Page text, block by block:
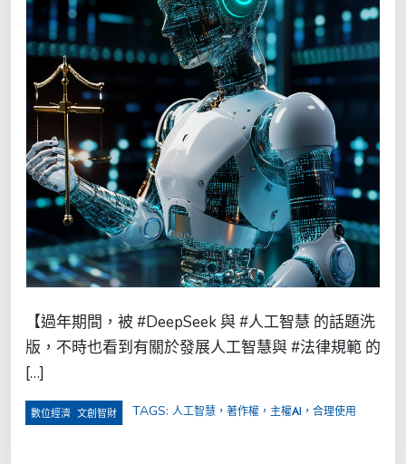
【過年期間，被 #DeepSeek 與 #人工智慧 的話題洗
版，不時也看到有關於發展人工智慧與 #法律規範 的
[…]
數位經濟 文創智財 TAGS: 人工智慧，著作權，主權AI，合理使用